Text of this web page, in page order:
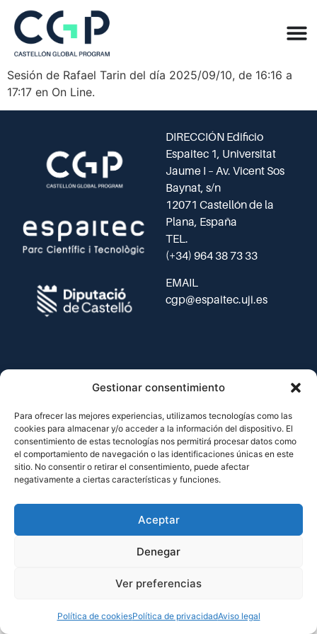
Gestionar consentimiento
Para ofrecer las mejores experiencias, utilizamos tecnologías como las
cookies para almacenar y/o acceder a la información del dispositivo. El
consentimiento de estas tecnologías nos permitirá procesar datos como
el comportamiento de navegación o las identificaciones únicas en este
sitio. No consentir o retirar el consentimiento, puede afectar
negativamente a ciertas características y funciones.
Aceptar
Denegar
Ver preferencias
Política de cookiesPolítica de privacidadAviso legal
Sesión de Rafael Tarin del día 2025/09/10, de 16:16 a
17:17 en On Line.
DIRECCIÓN Edificio
Espaitec 1, Universitat
Jaume I – Av. Vicent Sos
Baynat, s/n
12071 Castellón de la
Plana, España
TEL.
(+34) 964 38 73 33
EMAIL
cgp@espaitec.uji.es